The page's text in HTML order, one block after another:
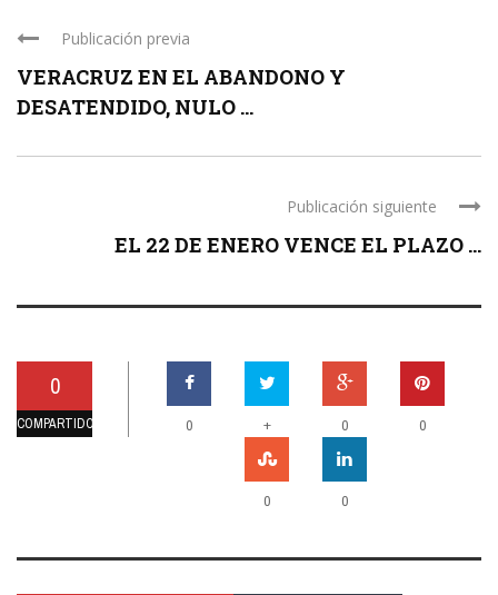
Publicación previa
VERACRUZ EN EL ABANDONO Y
DESATENDIDO, NULO ...
Publicación siguiente
EL 22 DE ENERO VENCE EL PLAZO ...
0
COMPARTIDOS 0 + 0 0
0 0